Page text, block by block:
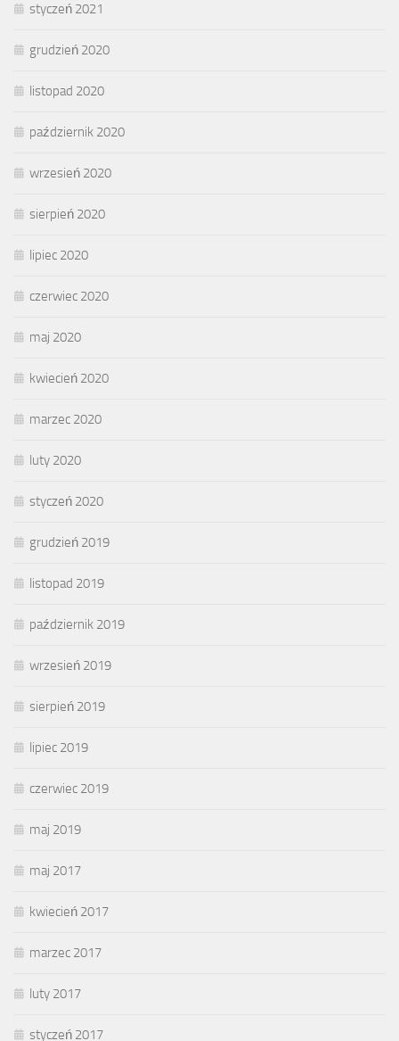
styczeń 2021
grudzień 2020
listopad 2020
październik 2020
wrzesień 2020
sierpień 2020
lipiec 2020
czerwiec 2020
maj 2020
kwiecień 2020
marzec 2020
luty 2020
styczeń 2020
grudzień 2019
listopad 2019
październik 2019
wrzesień 2019
sierpień 2019
lipiec 2019
czerwiec 2019
maj 2019
maj 2017
kwiecień 2017
marzec 2017
luty 2017
styczeń 2017